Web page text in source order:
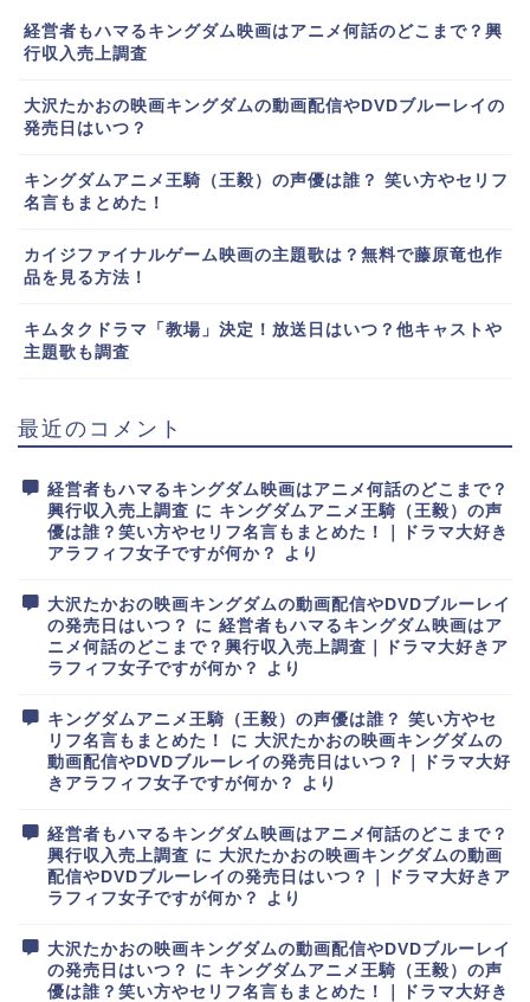
経営者もハマるキングダム映画はアニメ何話のどこまで？興
行収入売上調査
大沢たかおの映画キングダムの動画配信やDVDブルーレイの
発売日はいつ？
キングダムアニメ王騎（王毅）の声優は誰？ 笑い方やセリフ
名言もまとめた！
カイジファイナルゲーム映画の主題歌は？無料で藤原竜也作
品を見る方法！
キムタクドラマ「教場」決定！放送日はいつ？他キャストや
主題歌も調査
最近のコメント
経営者もハマるキングダム映画はアニメ何話のどこまで？
興行収入売上調査 に キングダムアニメ王騎（王毅）の声
優は誰？笑い方やセリフ名言もまとめた！｜ドラマ大好き
アラフィフ女子ですが何か？
より
大沢たかおの映画キングダムの動画配信やDVDブルーレイ
の発売日はいつ？
に 経営者もハマるキングダム映画はア
ニメ何話のどこまで？興行収入売上調査｜ドラマ大好きア
ラフィフ女子ですが何か？
より
キングダムアニメ王騎（王毅）の声優は誰？ 笑い方やセ
リフ名言もまとめた！
に 大沢たかおの映画キングダムの
動画配信やDVDブルーレイの発売日はいつ？｜ドラマ大好
きアラフィフ女子ですが何か？
より
経営者もハマるキングダム映画はアニメ何話のどこまで？
興行収入売上調査 に 大沢たかおの映画キングダムの動画
配信やDVDブルーレイの発売日はいつ？｜ドラマ大好きア
ラフィフ女子ですが何か？
より
大沢たかおの映画キングダムの動画配信やDVDブルーレイ
の発売日はいつ？
に キングダムアニメ王騎（王毅）の声
優は誰？笑い方やセリフ名言もまとめた！｜ドラマ大好き